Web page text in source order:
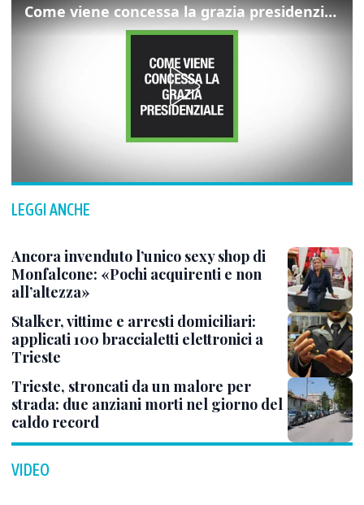
Come viene concessa la grazia presidenziale
LEGGI ANCHE
Ancora invenduto l’unico sexy shop di
Monfalcone: «Pochi acquirenti e non
all’altezza»
Stalker, vittime e arresti domiciliari:
applicati 100 braccialetti elettronici a
Trieste
Trieste, stroncati da un malore per
strada: due anziani morti nel giorno del
caldo record
VIDEO